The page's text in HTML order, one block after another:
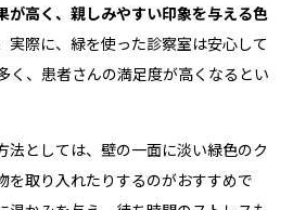
が高く、親しみやすい印象を与える色
実際に、緑を使った診察室は安心して
く、患者さんの満足度が高くなるとい
法としては、壁の一面に淡い緑色のク
を取り入れたりするのがおすすめで